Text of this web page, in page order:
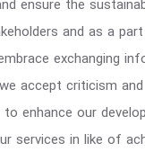
ensure the
and as a
exchanging
accept criticism and
enhance our
services in like of